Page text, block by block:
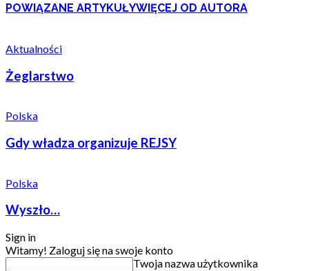
POWIĄZANE ARTYKUŁYWIĘCEJ OD AUTORA
Aktualności
Żeglarstwo
Polska
Gdy władza organizuje REJSY
Polska
Wyszło…
Sign in
Witamy! Zaloguj się na swoje konto
Twoja nazwa użytkownika